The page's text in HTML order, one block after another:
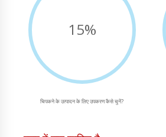
15%
चिपकने के उत्पादन के लिए उपकरण कैसे चुनें?